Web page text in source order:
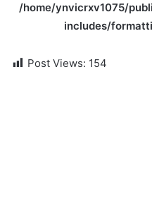
/home/ynvicrxv1075/
includes/
Post Views: 154